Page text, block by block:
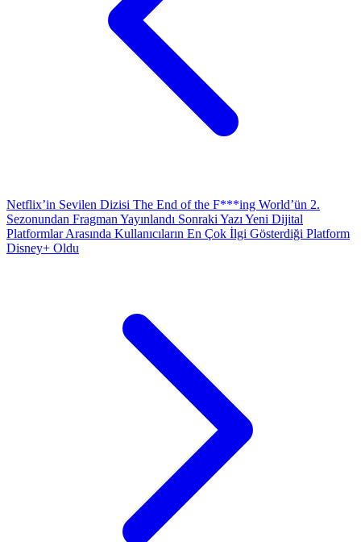
Netflix’in Sevilen Dizisi The End of the F***ing World’ün 2.
Sezonundan Fragman Yayınlandı Sonraki Yazı Yeni Dijital
Platformlar Arasında Kullanıcıların En Çok İlgi Gösterdiği Platform
Disney+ Oldu